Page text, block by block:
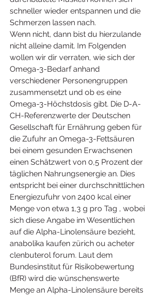
schneller wieder entspannen und die
Schmerzen lassen nach.
Wenn nicht, dann bist du hierzulande
nicht alleine damit. Im Folgenden
wollen wir dir verraten, wie sich der
Omega-3-Bedarf anhand
verschiedener Personengruppen
zusammensetzt und ob es eine
Omega-3-Höchstdosis gibt. Die D-A-
CH-Referenzwerte der Deutschen
Gesellschaft für Ernährung geben für
die Zufuhr an Omega-3-Fettsäuren
bei einem gesunden Erwachsenen
einen Schätzwert von 0,5 Prozent der
täglichen Nahrungsenergie an. Dies
entspricht bei einer durchschnittlichen
Energiezufuhr von 2400 kcal einer
Menge von etwa 1,3 g pro Tag , wobei
sich diese Angabe im Wesentlichen
auf die Alpha-Linolensäure bezieht,
anabolika kaufen zürich ou acheter
clenbuterol forum. Laut dem
Bundesinstitut für Risikobewertung
(BfR) wird die wünschenswerte
Menge an Alpha-Linolensäure bereits